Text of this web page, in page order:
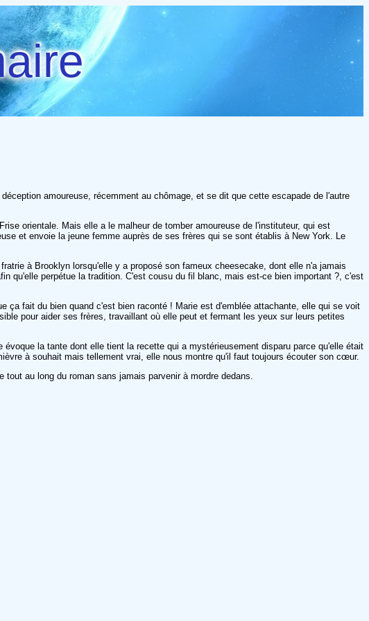
amoureuse, récemment au chômage, et se dit que cette escapade de l'autre
orientale. Mais elle a le malheur de tomber amoureuse de l'instituteur, qui est
et envoie la jeune femme auprès de ses frères qui se sont établis à New York. Le
à Brooklyn lorsqu'elle y a proposé son fameux cheesecake, dont elle n'a jamais
qu'elle perpétue la tradition. C'est cousu du fil blanc, mais est-ce bien important ?, c'est
fait du bien quand c'est bien raconté ! Marie est d'emblée attachante, elle qui se voit
pour aider ses frères, travaillant où elle peut et fermant les yeux sur leurs petites
la tante dont elle tient la recette qui a mystérieusement disparu parce qu'elle était
à souhait mais tellement vrai, elle nous montre qu'il faut toujours écouter son cœur.
au long du roman sans jamais parvenir à mordre dedans.